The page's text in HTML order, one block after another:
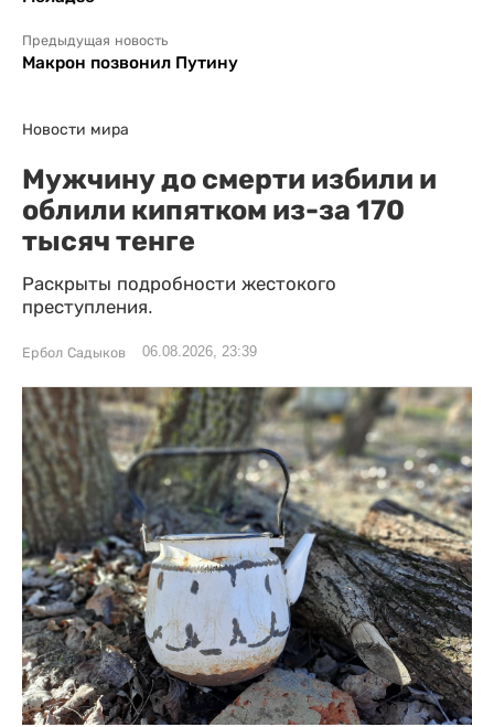
Предыдущая новость
Макрон позвонил Путину
Новости мира
Мужчину до смерти избили и
облили кипятком из-за 170
тысяч тенге
Раскрыты подробности жестокого
преступления.
Ербол Садыков 06.08.2026, 23:39